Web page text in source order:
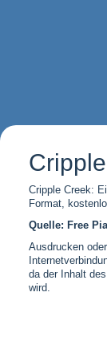
Cripple Creek:
Format,
Quelle: Free
Ausdrucken
da der Inhalt
wird.